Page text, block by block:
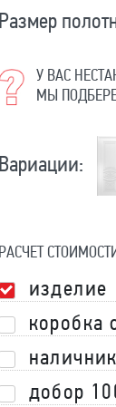
Размер
У ВАС
МЫ
Вариации:
РАСЧЕТ
изделие
коробка
добор